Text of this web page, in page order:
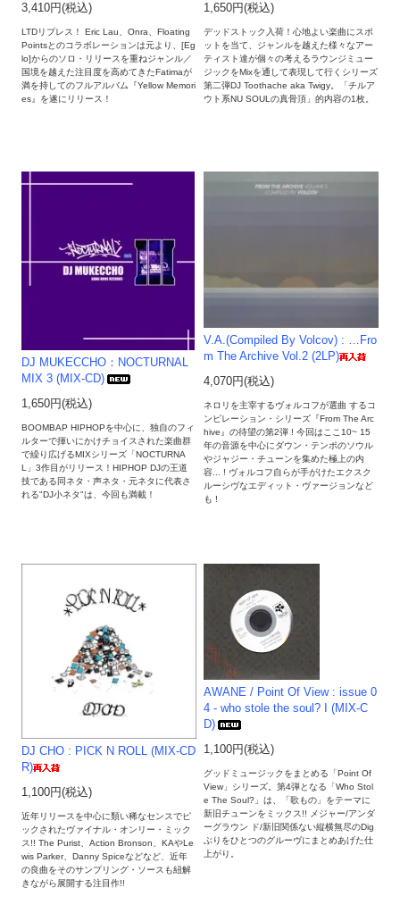
3,410円(税込)
LTDリプレス！ Eric Lau、Onra、Floating
Pointsとのコラボレーションは元より、[Eg
lo]からのソロ・リリースを重ねジャンル／
国境を越えた注目度を高めてきたFatimaが
満を持してのフルアルバム『Yellow Memori
es』を遂にリリース！
1,650円(税込)
デッドストック入荷！心地よい楽曲にスポ
ットを当て、ジャンルを越えた様々なアー
ティスト達が個々の考えるラウンジミュー
ジックをMixを通して表現して行くシリーズ
第二弾DJ Toothache aka Twigy。「チルア
ウト系NU SOULの真骨頂」的内容の1枚。
DJ MUKECCHO：NOCTURNAL
MIX 3 (MIX-CD)
1,650円(税込)
BOOMBAP HIPHOPを中心に、独自のフィ
ルターで揮いにかけチョイスされた楽曲群
で繰り広げるMIXシリーズ「NOCTURNA
L」3作目がリリース！HIPHOP DJの王道
技である同ネタ・声ネタ・元ネタに代表さ
れる"DJ小ネタ"は、今回も満載！
V.A.(Compiled By Volcov) : …Fro
m The Archive Vol.2 (2LP)
4,070円(税込)
ネロリを主宰するヴォルコフが選曲 するコ
ンピレーション・シリーズ『From The Arc
hive』の待望の第2弾 ! 今回はここ10~ 15
年の音源を中心にダウン・テンポのソウル
やジャジー・チューンを集めた極上の内
容... ! ヴォルコフ自らが手がけたエクスク
ルーシヴなエディット・ヴァージョンなど
も !
DJ CHO : PICK N ROLL (MIX-CD
R)
1,100円(税込)
近年リリースを中心に類い稀なセンスでピ
ックされたヴァイナル・オンリー・ミック
ス!! The Purist、Action Bronson、KAやLe
wis Parker、Danny Spiceなどなど、近年
の良曲をそのサンプリング・ソースも紐解
きながら展開する注目作!!
AWANE / Point Of View : issue 0
4 - who stole the soul? I (MIX-C
D)
1,100円(税込)
グッドミュージックをまとめる「Point Of
View」シリーズ。第4弾となる「Who Stol
e The Soul?」は、「歌もの」をテーマに
新旧チューンをミックス!! メジャー/アンダ
ーグラウン ド/新旧関係ない縦横無尽のDig
ぶりをひとつのグルーヴにまとめあげた仕
上がり。